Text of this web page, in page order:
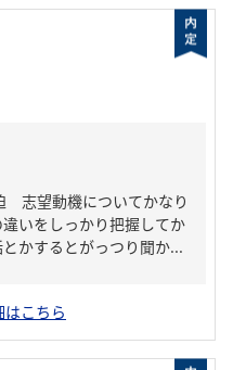
志望動機についてかなり
いをしっかり把握してか
かするとがっつり聞か...
こちら